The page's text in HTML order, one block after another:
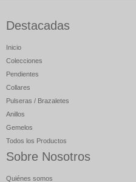
Destacadas
Inicio
Colecciones
Pendientes
Collares
Pulseras / Brazaletes
Anillos
Gemelos
Todos los Productos
Sobre Nosotros
Quiénes somos